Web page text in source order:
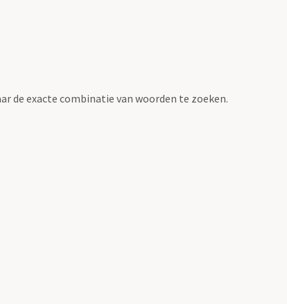
de exacte combinatie van woorden te zoeken.